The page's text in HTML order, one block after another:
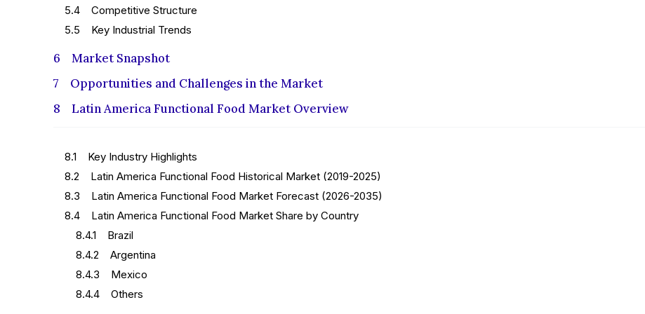
5.4 Competitive Structure
5.5 Key Industrial Trends
6 Market Snapshot
7 Opportunities and Challenges in the Market
8 Latin America Functional Food Market Overview
8.1 Key Industry Highlights
8.2 Latin America Functional Food Historical Market (2019-2025)
8.3 Latin America Functional Food Market Forecast (2026-2035)
8.4 Latin America Functional Food Market Share by Country
8.4.1 Brazil
8.4.2 Argentina
8.4.3 Mexico
8.4.4 Others